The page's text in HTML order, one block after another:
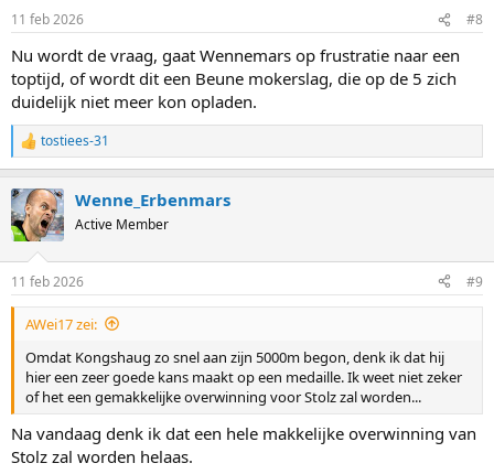
s
11 feb 2026 #8
Nu wordt de vraag, gaat Wennemars op frustratie naar een
toptijd, of wordt dit een Beune mokerslag, die op de 5 zich
duidelijk niet meer kon opladen.
R
e
c
t
i
s
:
tostiees-31
Wenne_Erbenmars
Active Member
11 feb 2026 #9
AWei17 zei:
Omdat Kongshaug zo snel aan zijn 5000m begon, denk ik dat hij
hier een zeer goede kans maakt op een medaille. Ik weet niet zeker
of het een gemakkelijke overwinning voor Stolz zal worden...
Na vandaag denk ik dat een hele makkelijke overwinning van
Stolz zal worden helaas.